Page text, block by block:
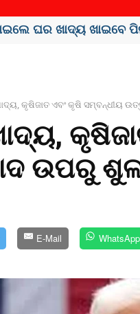
ଘର ଖାଦ୍ୟ ଖାଇବେ
କୃଷିଜାତ ଏବଂ କୃଷି ସମ୍ବନ୍ଧୀୟ
ଉପରୁ
E-Mail WhatsApp